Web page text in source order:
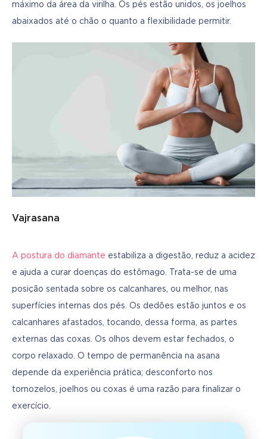
máximo da área da virilha. Os pés estão unidos, os joelhos
abaixados até o chão o quanto a flexibilidade permitir.
Vajrasana
A postura do diamante estabiliza a digestão, reduz a acidez
e ajuda a curar doenças do estômago. Trata-se de uma
posição sentada sobre os calcanhares, ou melhor, nas
superfícies internas dos pés. Os dedões estão juntos e os
calcanhares afastados, tocando, dessa forma, as partes
externas das coxas. Os olhos devem estar fechados, o
corpo relaxado. O tempo de permanência na asana
depende da experiência prática; desconforto nos
tornozelos, joelhos ou coxas é uma razão para finalizar o
exercício.